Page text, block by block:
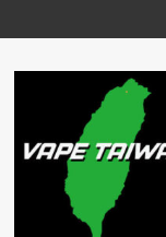
to
content